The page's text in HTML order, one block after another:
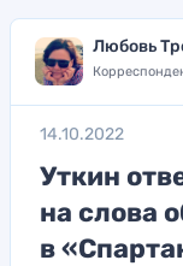
Любовь
14.10.2022
Уткин
на слова
в